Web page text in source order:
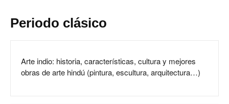
Periodo clásico
Arte indio: historia, características, cultura y mejores
obras de arte hindú (pintura, escultura, arquitectura…)